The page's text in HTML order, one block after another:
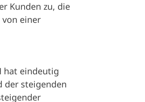
Kunden zu, die
einer
hat eindeutig
der steigenden